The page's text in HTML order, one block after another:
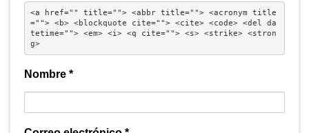
<a href="" title=""> <abbr title=""> <acronym title
=""> <b> <blockquote cite=""> <cite> <code> <del da
tetime=""> <em> <i> <q cite=""> <s> <strike> <stron
g>
Nombre *